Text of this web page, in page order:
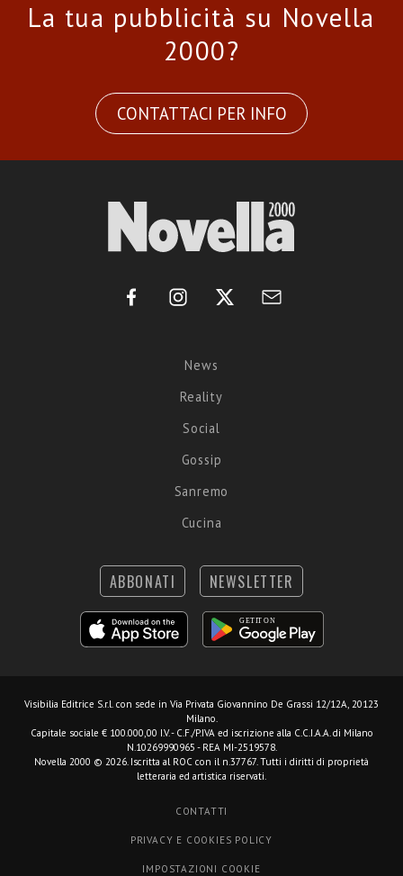
La tua pubblicità su Novella
2000?
CONTATTACI PER INFO
News
Reality
Social
Gossip
Sanremo
Cucina
ABBONATI NEWSLETTER
Visibilia Editrice S.r.l. con sede in Via Privata Giovannino De Grassi 12/12A, 20123
Milano.
Capitale sociale € 100.000,00 I.V. - C.F./P.IVA ed iscrizione alla C.C.I.A.A. di Milano
N.10269990965 - REA MI-2519578.
Novella 2000 © 2026. Iscritta al ROC con il n.37767. Tutti i diritti di proprietà
letteraria ed artistica riservati.
CONTATTI
PRIVACY E COOKIES POLICY
IMPOSTAZIONI COOKIE